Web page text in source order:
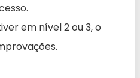
em nível 2 ou 3, o